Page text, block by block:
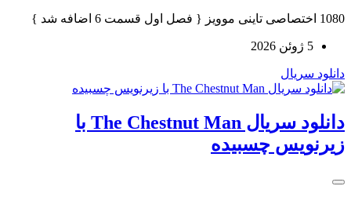
1080 اختصاصی تاینی موویز { فصل اول قسمت 6 اضافه شد }
5 ژوئن 2026
دانلود سریال
دانلود سریال The Chestnut Man با
زیرنویس چسبیده